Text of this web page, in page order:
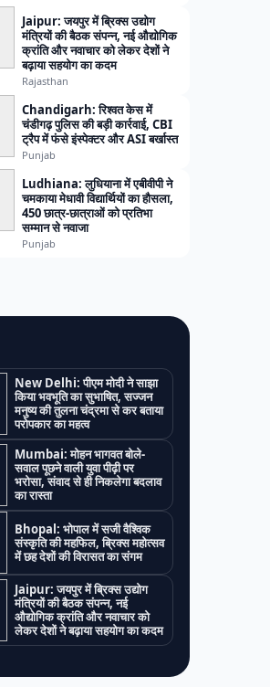
Jaipur: जयपुर में ब्रिक्स उद्योग
मंत्रियों की बैठक संपन्न, नई औद्योगिक
क्रांति और नवाचार को लेकर देशों ने
बढ़ाया सहयोग का कदम
Rajasthan
Chandigarh: रिश्वत केस में
चंडीगढ़ पुलिस की बड़ी कार्रवाई, CBI
ट्रैप में फंसे इंस्पेक्टर और ASI बर्खास्त
Punjab
Ludhiana: लुधियाना में एबीवीपी ने
चमकाया मेधावी विद्यार्थियों का हौसला,
450 छात्र-छात्राओं को प्रतिभा
सम्मान से नवाजा
Punjab
New Delhi: पीएम मोदी ने साझा
किया भवभूति का सुभाषित, सज्जन
मनुष्य की तुलना चंद्रमा से कर बताया
परोपकार का महत्व
Mumbai: मोहन भागवत बोले-
सवाल पूछने वाली युवा पीढ़ी पर
भरोसा, संवाद से ही निकलेगा बदलाव
का रास्ता
Bhopal: भोपाल में सजी वैश्विक
संस्कृति की महफिल, ब्रिक्स महोत्सव
में छह देशों की विरासत का संगम
Jaipur: जयपुर में ब्रिक्स उद्योग
मंत्रियों की बैठक संपन्न, नई
औद्योगिक क्रांति और नवाचार को
लेकर देशों ने बढ़ाया सहयोग का कदम